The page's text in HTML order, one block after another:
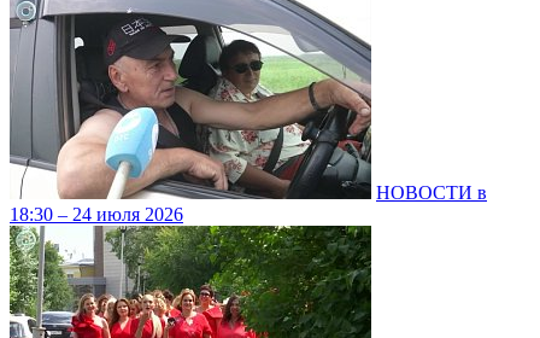
НОВОСТИ в
18:30 – 24 июля 2026